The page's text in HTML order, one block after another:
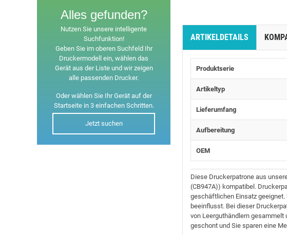
Alles gefunden?
Nutzen Sie unsere intelligente
Suchfunktion!
Geben Sie im oberen Suchfeld Ihr
Druckermodell ein, wählen das
Gerät aus der Liste und wir zeigen
alle passenden Drucker.
Oder wählen Sie Ihr Gerät auf der
Startseite in 3 einfachen Schritten.
Jetzt suchen
ARTIKELDETAILS
Produktserie
Artikeltyp
Lieferumfang
Aufbereitung
OEM
Diese Druckerpatrone aus
(CB947A)) kompatibel.
geschäftlichen Einsatz
beeinflusst. Bei dieser
von Leerguthändlern
geschont und Sie sparen eine